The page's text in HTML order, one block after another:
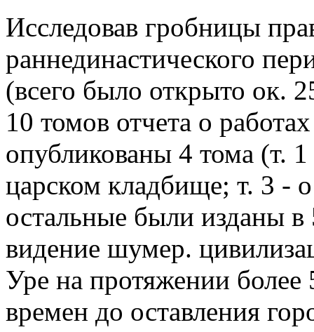
Исследовав гробницы
раннединастического
(всего было открыто ок.
10 томов отчета о
опубликованы 4 тома (т.
царском кладбище; т. 3 -
остальные были изданы
видение шумер.
Уре на протяжении более
времен до оставления